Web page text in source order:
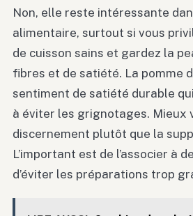
Non, elle reste intéressante
alimentaire, surtout si vous
de cuisson sains et gardez la
fibres et de satiété. La pomme
sentiment de satiété durable
à éviter les grignotages. Mieux
discernement plutôt que la
L’important est de l’associer à
d’éviter les préparations trop